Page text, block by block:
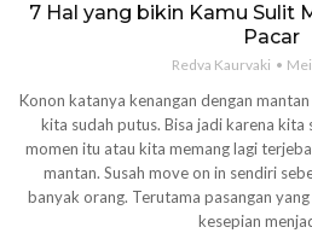
7 Hal yang bikin Kamu Sulit
Pacar
Redva Kaurvaki
Konon katanya kenangan dengan
kita sudah putus. Bisa jadi karena kita
momen itu atau kita memang lagi
mantan. Susah move on in sendiri
banyak orang. Terutama pasangan
kesepian